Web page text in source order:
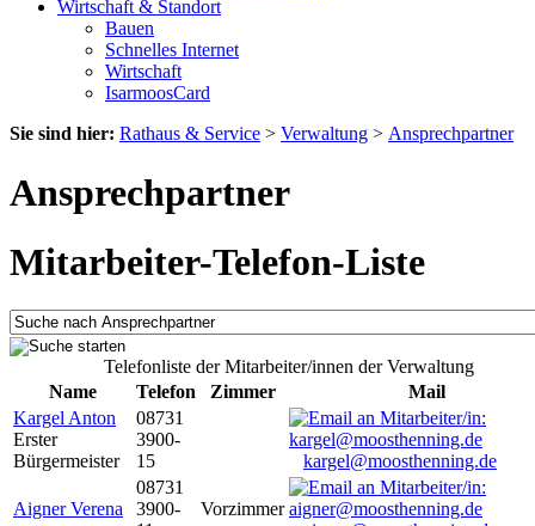
Wirtschaft & Standort
Bauen
Schnelles Internet
Wirtschaft
IsarmoosCard
Sie sind hier: Rathaus & Service > Verwaltung > Ansprechpartner
Ansprechpartner
Mitarbeiter-Telefon-Liste
Telefonliste der Mitarbeiter/innen der Verwaltung
Name
Telefon Zimmer
Mail
Kargel Anton
Erster
Bürgermeister
08731
3900-
15
kargel@moosthenning.de
Aigner Verena
08731
3900-
Vorzimmer